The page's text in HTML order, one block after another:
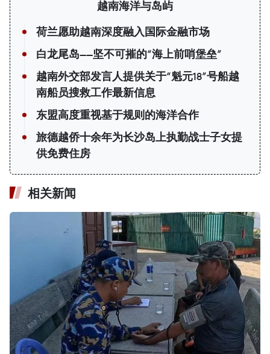
越南海洋与岛屿
荷兰愿助越南深度融入国际金融市场
白龙尾岛——坚不可摧的“海上前哨堡垒”
越南外交部发言人提供关于“魁元18”号船越
南船员搜救工作最新信息
东盟高度重视基于规则的海洋合作
旅德越侨十余年为长沙岛上执勤战士子女提
供免费住房
相关新闻